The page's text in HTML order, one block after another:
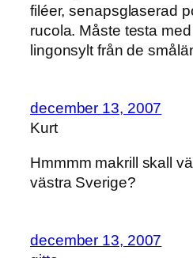
filéer, senapsglaserad
rucola. Måste testa
lingonsylt från de
december 13, 2007
Kurt
Hmmmm makrill skall
västra Sverige?
december 13, 2007